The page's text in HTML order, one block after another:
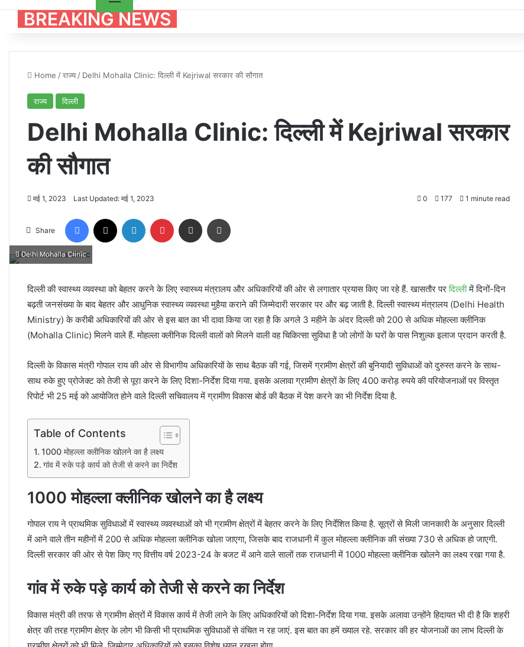
BREAKING NEWS
Home /राज्य / Delhi Mohalla Clinic: दिल्ली में Kejriwal सरकार की सौगात
राज्य दिल्ली
Delhi Mohalla Clinic: दिल्ली में Kejriwal सरकार
की सौगात
मई 1, 2023 Last Updated: मई 1, 2023 0 177 1 minute read
Share
Facebook LinkedIn Pinterest Share via Email
Delhi Mohalla Clinic
दिल्ली की स्वास्थ्य व्यवस्था को बेहतर करने के लिए स्वास्थ्य मंत्रालय और अधिकारियों की ओर से लगातार प्रयास किए जा रहे हैं. खासतौर परदिल्लीमें दिनों-दिन
बढ़ती जनसंख्या के बाद बेहतर और आधुनिक स्वास्थ्य व्यवस्था मुहैया कराने की जिम्मेदारी सरकार पर और बढ़ जाती है. दिल्ली स्वास्थ्य मंत्रालय (Delhi Health
Ministry) के करीबी अधिकारियों की ओर से इस बात का भी दावा किया जा रहा है कि अगले 3 महीने के अंदर दिल्ली को 200 से अधिक मोहल्ला क्लीनिक
(Mohalla Clinic) मिलने वाले हैं. मोहल्ला क्लीनिक दिल्ली वालों को मिलने वाली वह चिकित्सा सुविधा है जो लोगों के घरों के पास निशुल्क इलाज प्रदान करती है.
दिल्ली के विकास मंत्री गोपाल राय की ओर से विभागीय अधिकारियों के साथ बैठक की गई, जिसमें ग्रामीण क्षेत्रों की बुनियादी सुविधाओं को दुरुस्त करने के साथ-
साथ रुके हुए प्रोजेक्ट को तेजी से पूरा करने के लिए दिशा-निर्देश दिया गया. इसके अलावा ग्रामीण क्षेत्रों के लिए 400 करोड़ रुपये की परियोजनाओं पर विस्तृत
रिपोर्ट भी 25 मई को आयोजित होने वाले दिल्ली सचिवालय में ग्रामीण विकास बोर्ड की बैठक में पेश करने का भी निर्देश दिया है.
Table of Contents
1000 मोहल्ला क्लीनिक खोलने का है लक्ष्य
गांव में रुके पड़े कार्य को तेजी से करने का निर्देश
1000 मोहल्ला क्लीनिक खोलने का है लक्ष्य
गोपाल राय ने प्राथमिक सुविधाओं में स्वास्थ्य व्यवस्थाओं को भी ग्रामीण क्षेत्रों में बेहतर करने के लिए निर्देशित किया है. सूत्रों से मिली जानकारी के अनुसार दिल्ली
में आने वाले तीन महीनों में 200 से अधिक मोहल्ला क्लीनिक खोला जाएगा, जिसके बाद राजधानी में कुल मोहल्ला क्लीनिक की संख्या 730 से अधिक हो जाएगी.
दिल्ली सरकार की ओर से पेश किए गए वित्तीय वर्ष 2023-24 के बजट में आने वाले सालों तक राजधानी में 1000 मोहल्ला क्लीनिक खोलने का लक्ष्य रखा गया है.
गांव में रुके पड़े कार्य को तेजी से करने का निर्देश
विकास मंत्री की तरफ से ग्रामीण क्षेत्रों में विकास कार्य में तेजी लाने के लिए अधिकारियों को दिशा-निर्देश दिया गया. इसके अलावा उन्होंने हिदायत भी दी है कि शहरी
क्षेत्र की तरह ग्रामीण क्षेत्र के लोग भी किसी भी प्राथमिक सुविधाओं से वंचित न रह जाएं. इस बात का हमें ख्याल रहे. सरकार की हर योजनाओं का लाभ दिल्ली के